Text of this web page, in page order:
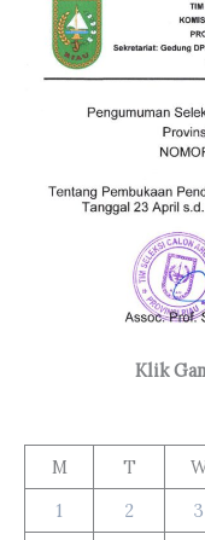
Klik
M
T
1
2 3